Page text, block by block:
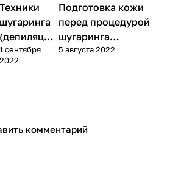
Уход за
телом
Техники
шугаринга
(депиляции
, эпиляции)
1 сентября
2022
Уход за телом
Подготовка кожи
перед процедурой
шугаринга
(депиляцией,
5 августа 2022
комментарий